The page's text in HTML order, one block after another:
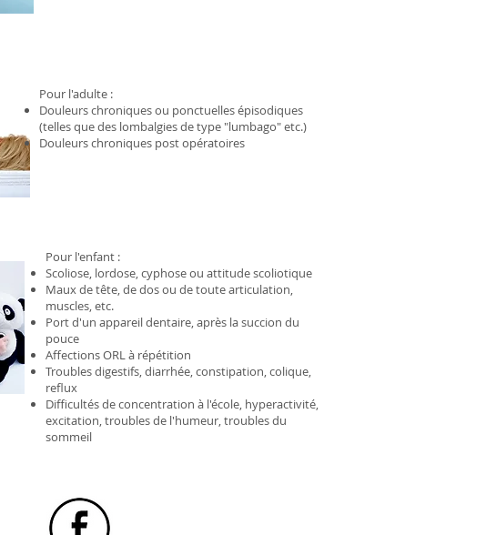
Pour l'adulte :
Douleurs chroniques ou ponctuelles épisodiques
(telles que des lombalgies de type "lumbago" etc.)
Douleurs chroniques post opératoires
Pour l'enfant :
Scoliose, lordose, cyphose ou attitude scoliotique
Maux de tête, de dos ou de toute articulation,
muscles, etc.
Port d'un appareil dentaire, après la succion du
pouce
Affections ORL à répétition
Troubles digestifs, diarrhée, constipation, colique,
reflux
Difficultés de concentration à l'école, hyperactivité,
excitation, troubles de l'humeur, troubles du
sommeil